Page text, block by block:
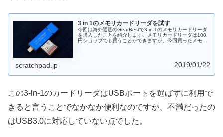
3 in 1のメモリカードリーダを試す
今回は海外通販のGearBestで3 in 1のメモリカードリーダ
を購入したことを紹介します。メモリカードリーダは100
円ショップでも買うことができますが、今回買ったメモリ
scratchpad.jp 2019/01/22
この3-in-1のカードリーダはUSBポートを選ばずに利用で
きると言うことでなかなか便利なのですが、不満だったの
はUSB3.0に対応していない点でした。